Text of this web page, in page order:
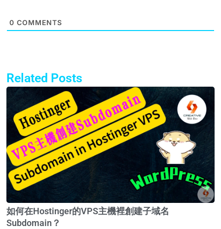
0 COMMENTS
Related Posts
如何在Hostinger的VPS主機裡創建子域名
Subdomain？
PagePagePage Page